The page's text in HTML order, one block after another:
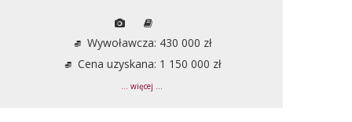
Wywoławcza: 430 000 zł
Cena uzyskana: 1 150 000 zł
... więcej ...